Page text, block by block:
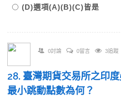
(D)選項(A)(B)(C)皆是
0討論 0留言 3追蹤
28. 臺灣期貨交易所之印
最小跳動點數為何？